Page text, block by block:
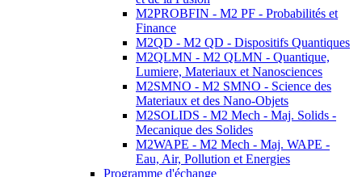
M2PROBFIN - M2 PF - Probabilités et
Finance
M2QD - M2 QD - Dispositifs Quantiques
M2QLMN - M2 QLMN - Quantique,
Lumiere, Materiaux et Nanosciences
M2SMNO - M2 SMNO - Science des
Materiaux et des Nano-Objets
M2SOLIDS - M2 Mech - Maj. Solids -
Mecanique des Solides
M2WAPE - M2 Mech - Maj. WAPE -
Eau, Air, Pollution et Energies
Programme d'échange